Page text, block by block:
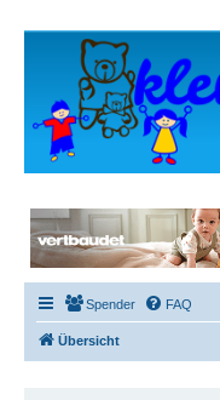
Spender FAQ
Übersicht